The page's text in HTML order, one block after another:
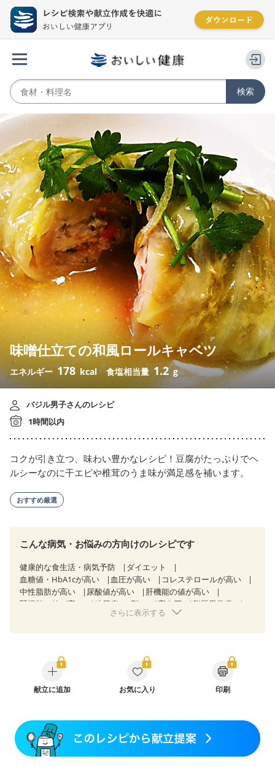
味噌仕立ての和風ロールキャベツ
エネルギー 178 kcal 食塩相当量 1.2 g
バジル男子さんのレシピ
1時間以内
コクが引き立つ、味わい豊かなレシピ！豆腐がたっぷりでヘ
ルシーなのに干エビや椎茸のうま味が満足感を補います。
おすすめ厳選
こんな病気・お悩みの方向けのレシピです
健康的な食生活・病気予防
ダイエット
血糖値・HbA1cが高い
血圧が高い
コレステロールが高い
中性脂肪が高い
尿酸値が高い
肝機能の値が高い
腎機能の値が高い
糖尿病（2型） 高血圧
脂質異常症
狭心症 心筋梗塞
糖尿病性腎症（第１期）
糖尿病性腎症（第２期）
糖尿病性腎症（第３期）
CKD（ステージ１）
CKD（ステージ２）
CKD（ステージ３a）
乳がん治療を終えた方・経過観察中の方など
妊婦健診・体重増加が気になる（初期）
妊婦健診・血圧が気になる（初期）
さらに表示する
献立に追加 お気に入り 印刷